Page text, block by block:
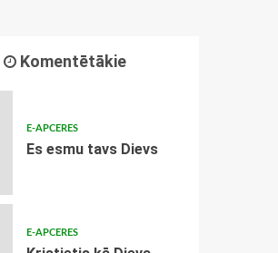
Komentētākie
E-APCERES
Es esmu tavs Dievs
E-APCERES